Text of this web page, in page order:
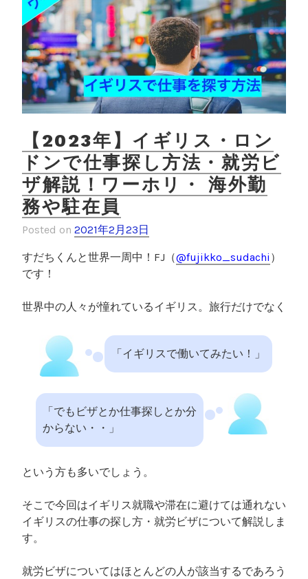
【2023年】イギリス・ロン
ドンで仕事探し方法・就労ビ
ザ解説！ワーホリ・ 海外勤
務や駐在員
Posted on 2021年2月23日
すだちくんと世界一周中！ FJ （@fujikko_sudachi ）
です！
世界中の人々が憧れているイギリス。旅行だけでなく
「イギリスで働いてみたい！」
「でもビザとか仕事探しとか分
からない・・」
という方も多いでしょう。
そこで今回はイギリス就職や滞在に避けては通れない
イギリスの仕事の探し方・就労ビザについて解説しま
す。
就労ビザについてはほとんどの人が該当するであろう